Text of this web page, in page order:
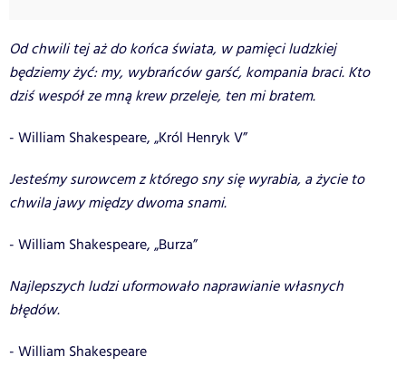
Od chwili tej aż do końca świata, w pamięci ludzkiej
będziemy żyć: my, wybrańców garść, kompania braci. Kto
dziś wespół ze mną krew przeleje, ten mi bratem.
- William Shakespeare, „Król Henryk V”
Jesteśmy surowcem z którego sny się wyrabia, a życie to
chwila jawy między dwoma snami.
- William Shakespeare, „Burza”
Najlepszych ludzi uformowało naprawianie własnych
błędów.
- William Shakespeare